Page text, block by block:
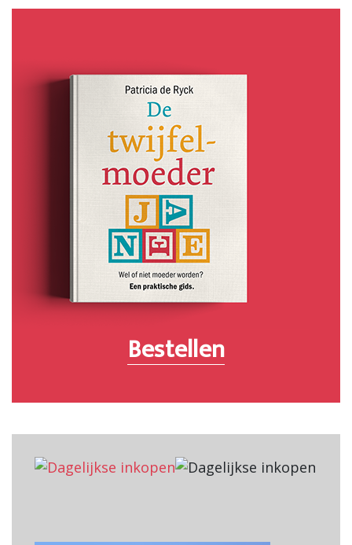
Bestellen